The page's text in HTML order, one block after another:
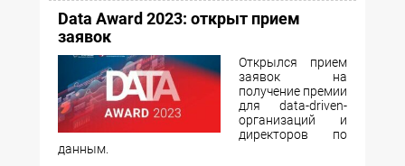
Data Award 2023: открыт прием
заявок
Открылся прием
заявок на
получение премии
для data-driven-
организаций и
директоров по
данным.